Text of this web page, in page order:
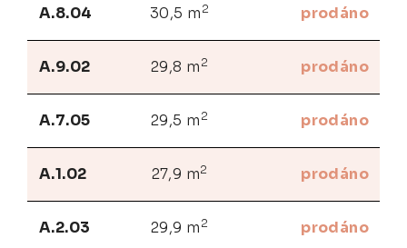
A.8.04 30,5 m 2 prodáno
A.9.02 29,8 m 2 prodáno
A.7.05 29,5 m 2 prodáno
A.1.02 27,9 m2 prodáno
A.2.03 29,9 m 2 prodáno